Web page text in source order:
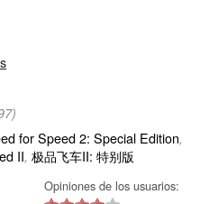
for Speed 2: Special Edition,
II, 极品飞车II: 特别版
Opiniones de los usuarios: